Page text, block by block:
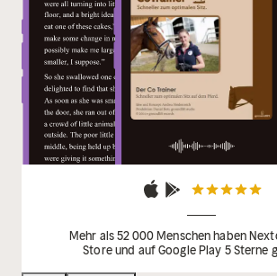
Mehr als 52 000 Menschen haben
Store und auf Google Play 5 Sterne